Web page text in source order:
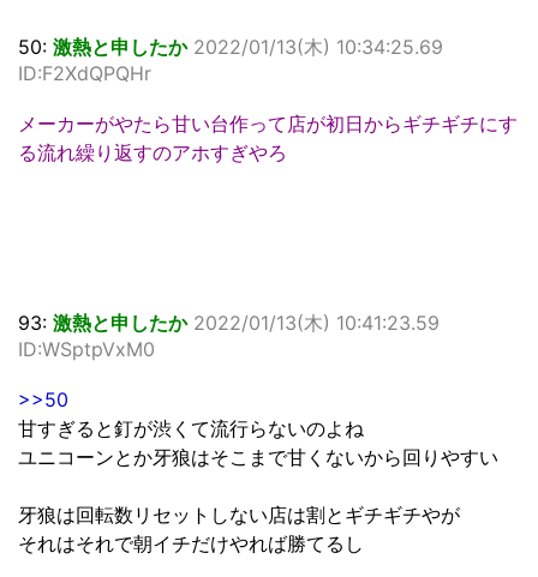
50: 激熱と申したか 2022/01/13(木) 10:34:25.69
ID:F2XdQPQHr
メーカーがやたら甘い台作って店が初日からギチギチにす
る流れ繰り返すのアホすぎやろ
93: 激熱と申したか 2022/01/13(木) 10:41:23.59
ID:WSptpVxM0
>>50
甘すぎると釘が渋くて流行らないのよね
ユニコーンとか牙狼はそこまで甘くないから回りやすい
牙狼は回転数リセットしない店は割とギチギチやが
それはそれで朝イチだけやれば勝てるし